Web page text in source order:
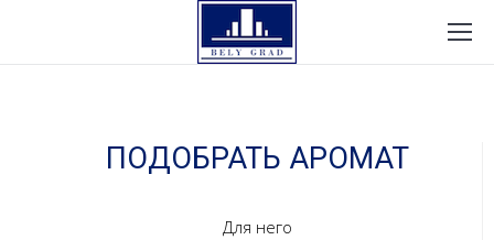
ПОДОБРАТЬ АРОМАТ
Для него